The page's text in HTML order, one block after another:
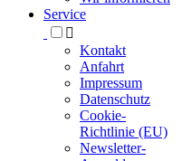
Service

Kontakt
Anfahrt
Impressum
Datenschutz
Cookie-
Richtlinie (EU)
Newsletter-